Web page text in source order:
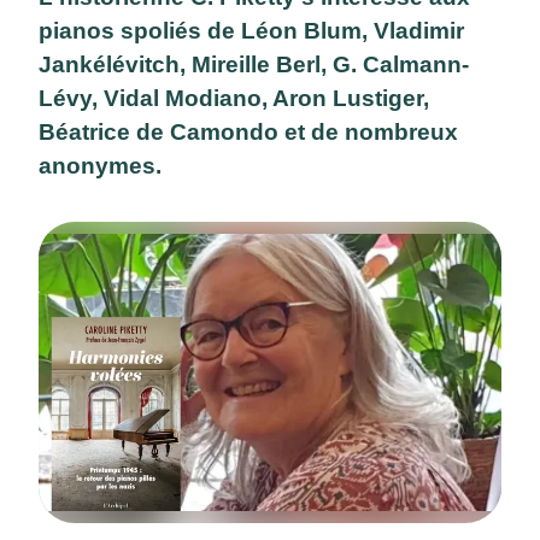
pianos spoliés de Léon Blum, Vladimir
Jankélévitch, Mireille Berl, G. Calmann-
Lévy, Vidal Modiano, Aron Lustiger,
Béatrice de Camondo et de nombreux
anonymes.